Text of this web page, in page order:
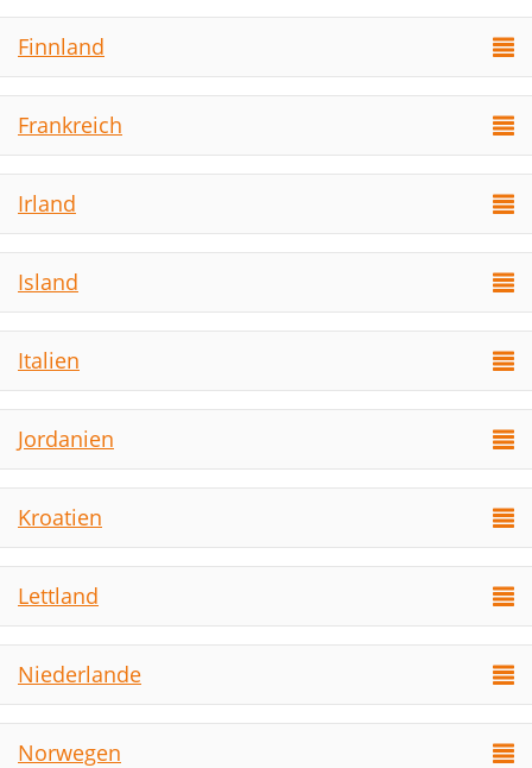
Finnland
Frankreich
Irland
Island
Italien
Jordanien
Kroatien
Lettland
Niederlande
Norwegen